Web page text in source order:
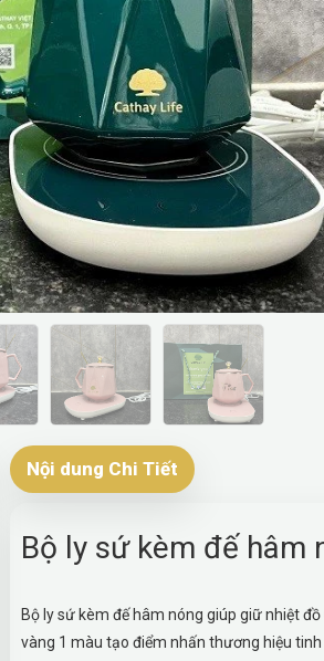
Nội dung Chi Tiết
Bộ ly sứ kèm đế hâm
Bộ ly sứ kèm đế hâm nóng giúp giữ nhiệt
vàng 1 màu tạo điểm nhấn thương hiệu